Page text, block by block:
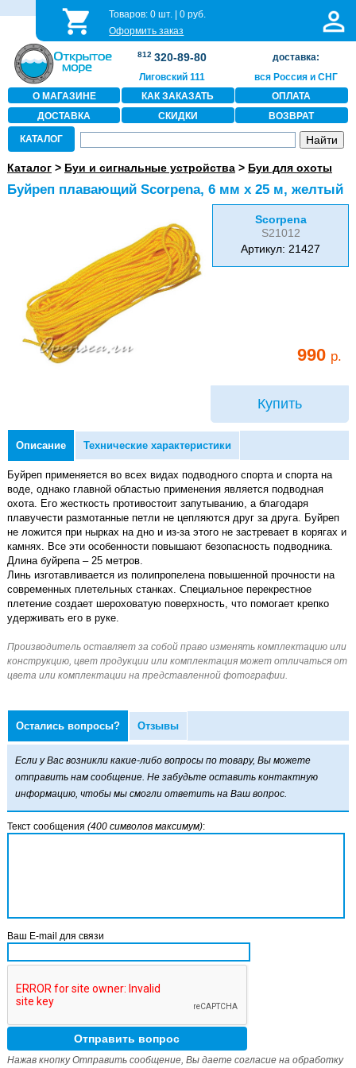
Товаров:0 шт. |0 руб.
Оформить заказ
812 320-89-80
Лиговский 111
доставка:
вся Россия и СНГ
О МАГАЗИНЕ
КАК ЗАКАЗАТЬ
ОПЛАТА
ДОСТАВКА
СКИДКИ ВОЗВРАТ
КАТАЛОГ
Каталог> Буи и сигнальные устройства> Буи для охоты
Буйреп плавающий Scorpena, 6 мм х 25 м, желтый
Scorpena
S21012
Артикул: 21427
990 р.
Купить
Описание Технические характеристики
Буйреп применяется во всех видах подводного спорта и спорта на
воде, однако главной областью применения является подводная
охота. Его жесткость противостоит запутыванию, а благодаря
плавучести размотанные петли не цепляются друг за друга. Буйреп
не ложится при нырках на дно и из-за этого не застревает в корягах и
камнях. Все эти особенности повышают безопасность подводника.
Длина буйрепа – 25 метров.
Линь изготавливается из полипропелена повышенной прочности на
современных плетельных станках. Специальное перекрестное
плетение создает шероховатую поверхность, что помогает крепко
удерживать его в руке.
Остались вопросы? Отзывы
Если у Вас возникли какие-либо вопросы по товару, Вы можете
отправить нам сообщение. Не забудьте оставить контактную
информацию, чтобы мы смогли ответить на Ваш вопрос.
Текст сообщения (400 символов максимум):
Ваш E-mail для связи
Нажав кнопку Отправить сообщение, Вы даете согласие на обработку